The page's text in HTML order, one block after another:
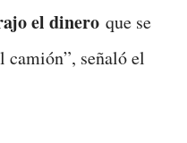
el dinero que se
camión”, señaló el